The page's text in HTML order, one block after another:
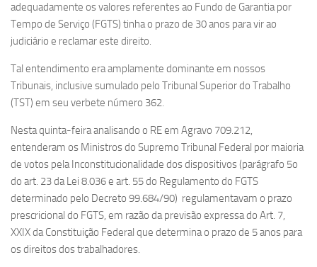
adequadamente os valores referentes ao Fundo de Garantia por
Tempo de Serviço (FGTS) tinha o prazo de 30 anos para vir ao
judiciário e reclamar este direito.
Tal entendimento era amplamente dominante em nossos
Tribunais, inclusive sumulado pelo Tribunal Superior do Trabalho
(TST) em seu verbete número 362.
Nesta quinta-feira analisando o RE em Agravo 709.212,
entenderam os Ministros do Supremo Tribunal Federal por maioria
de votos pela Inconstitucionalidade dos dispositivos (parágrafo 5o
do art. 23 da Lei 8.036 e art. 55 do Regulamento do FGTS
determinado pelo Decreto 99.684/90) regulamentavam o prazo
prescricional do FGTS, em razão da previsão expressa do Art. 7,
XXIX da Constituição Federal que determina o prazo de 5 anos para
os direitos dos trabalhadores.